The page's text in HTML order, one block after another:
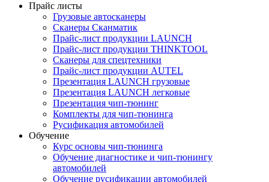
Прайс листы
Грузовые автосканеры
Сканеры Сканматик
Прайс-лист продукции LAUNCH
Прайс-лист продукции THINKTOOL
Сканеры для спецтехники
Прайс-лист продукции AUTEL
Презентация LAUNCH грузовые
Презентация LAUNCH легковые
Презентация чип-тюнинг
Комплекты для чип-тюнинга
Русификация автомобилей
Обучение
Курс основы чип-тюнинга
Обучение диагностике и чип-тюнингу
автомобилей
Обучение русификации автомобилей